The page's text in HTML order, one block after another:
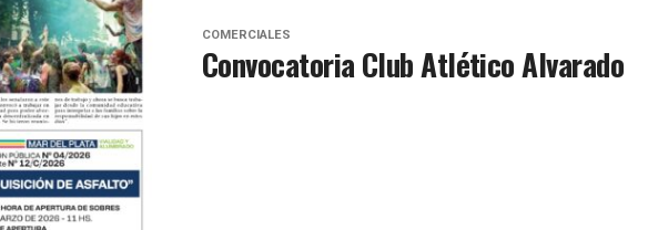
COMERCIALES
Convocatoria Club Atlético Alvarado